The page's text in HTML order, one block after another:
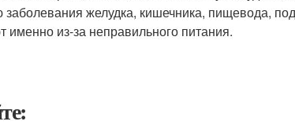
желудка, кишечника, пищевода,
из-за неправильного питания.